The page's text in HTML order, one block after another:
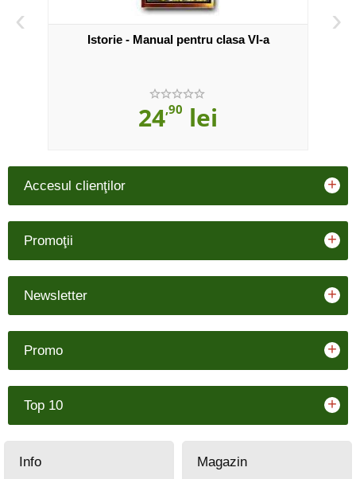
‹
Istorie - Manual pentru clasa VI-a
24,90 lei
›
Accesul clienţilor +
Promoţii +
Newsletter +
Promo +
Top 10 +
Info Magazin